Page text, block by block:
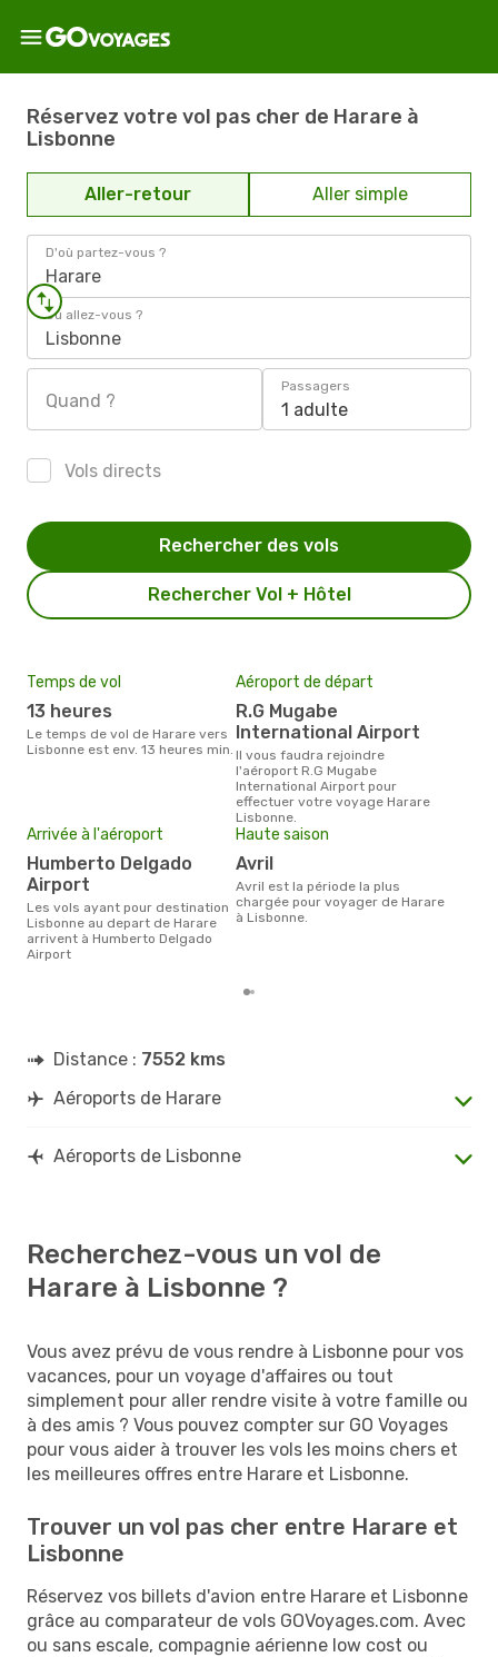
Réservez votre vol pas cher de Harare à
Lisbonne
Aller-retour Aller simple
D'où partez-vous ?
Harare
Où allez-vous ?
Lisbonne
Quand ?
Passagers
1 adulte
Vols directs
Rechercher Vol + Hôtel
Rechercher des vols
Temps de vol
13 heures
Le temps de vol de Harare vers
Lisbonne est env. 13 heures min.
Aéroport de départ
R.G Mugabe
International Airport
Il vous faudra rejoindre
l'aéroport R.G Mugabe
International Airport pour
effectuer votre voyage Harare
Lisbonne.
Arrivée à l'aéroport
Humberto Delgado
Airport
Les vols ayant pour destination
Lisbonne au depart de Harare
arrivent à Humberto Delgado
Airport
Haute saison
avril
avril est la période la plus
chargée pour voyager de Harare
à Lisbonne.
Distance : 7552 kms
Aéroports de Harare
Aéroports de Lisbonne
Recherchez-vous un vol de
Harare à Lisbonne ?
Vous avez prévu de vous rendre à Lisbonne pour vos
vacances, pour un voyage d'affaires ou tout
simplement pour aller rendre visite à votre famille ou
à des amis ? Vous pouvez compter sur GO Voyages
pour vous aider à trouver les vols les moins chers et
les meilleures offres entre Harare et Lisbonne.
Trouver un vol pas cher entre Harare et
Lisbonne
Réservez vos billets d'avion entre Harare et Lisbonne
grâce au comparateur de vols GOVoyages.com. Avec
ou sans escale, compagnie aérienne low cost ou